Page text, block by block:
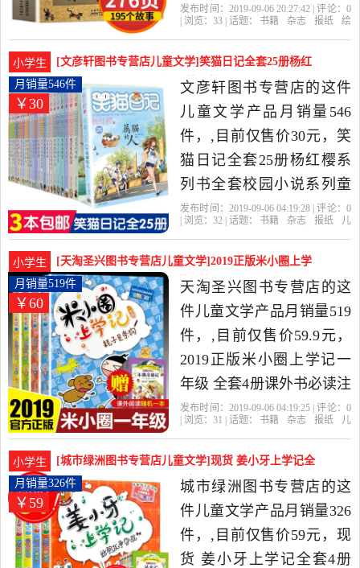
完整版的书全套3-6-7-8-10
三四五六年级儿童书籍是
2019年广州青果图书专营
店精选书籍,杂志,报纸当中
性价比很高的绘本,图画书,
少儿动漫书，由广东 广州
发货。
发布时间：2019-09-06 20:27:42 | 评论： 0
| 浏览： 33 | 话题： 书籍 杂志 报纸
绘
小学生
[文彦轩图书专营店儿童文学]笑猫日记全套25册杨红
樱系列书全套校月销量546件仅售30元
￥30
月销量546件
文彦轩图书专营店的这件
儿童文学产品月销量546
件，,目前仅售价30元，笑
猫日记全套25册杨红樱系
列书全套校园小说系列童
话属猫的人新出版第二季
书籍五六年级课外书必读
三四年级是2019年文彦轩
图书专营店精选书籍,杂志,
报纸当中性价比很高的儿
童文学，由上海发货。
发布时间：2019-09-06 04:19:28 | 评论： 0
| 浏览： 32 | 话题： 书籍 杂志 报纸
儿
小学生
[天淘圣兴图书专营店儿童文学]2019正版米小圈上学
记一年级 全套月销量519件仅售59.9元
￥60
月销量519件
天淘圣兴图书专营店的这
件儿童文学产品月销量519
件，,目前仅售价59.9元，
2019正版米小圈上学记一
年级 全套4册课外书必读注
音版带拼音班主任推荐儿
学生一年级课外阅读书籍
漫画书是2019年天淘圣兴
图书专营店精选书籍,杂志,
报纸当中性价比很高的儿
童文学，由北京发货。
发布时间：2019-09-06 04:19:25 | 评论： 0
| 浏览： 31 | 话题： 书籍 杂志 报纸
儿
小学生
[城市绿洲图书专营店儿童文学]现货 姜小牙上学记全
套4册 四三二五月销量326件仅售59元
￥59
月销量326件
城市绿洲图书专营店的这
件儿童文学产品月销量326
件，,目前仅售价59元，现
货 姜小牙上学记全套4册